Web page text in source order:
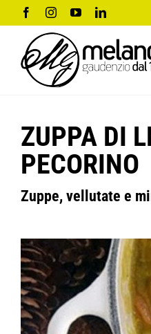
al
contenuto
FacebookInstagramYouTubeLinkedIn
ZUPPA DI
PECORINO
Zuppe, vellutate e